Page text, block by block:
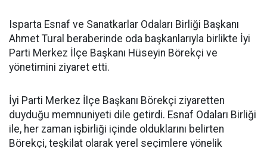
Isparta Esnaf ve Sanatkarlar Odaları Birliği Başkanı
Ahmet Tural beraberinde oda başkanlarıyla birlikte İyi
Parti Merkez İlçe Başkanı Hüseyin Börekçi ve
yönetimini ziyaret etti.
İyi Parti Merkez İlçe Başkanı Börekçi ziyaretten
duyduğu memnuniyeti dile getirdi. Esnaf Odaları Birliği
ile, her zaman işbirliği içinde olduklarını belirten
Börekçi, teşkilat olarak yerel seçimlere yönelik